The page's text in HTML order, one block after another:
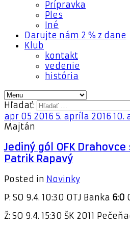
Prípravka
Ples
Iné
Darujte nám 2 % z dane
Klub
kontakt
vedenie
história
Hľadať:
apr 05 2016 5. apríla 2016 10.
Majtán
Jediný gól OFK
Patrik Rapavý
Posted in Novinky
P: SO 9.4. 10:30 OTJ Banka 6:0
Ž: SO 9.4. 15:30 ŠK 2011